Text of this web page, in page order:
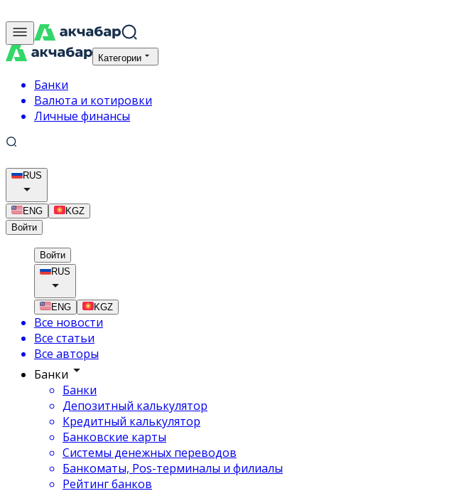
Категории
Банки
Валюта и котировки
Личные финансы
RUS
ENG
KGZ
Войти
Войти
RUS
ENG KGZ
Все новости
Все статьи
Все авторы
Банки
Банки
Депозитный калькулятор
Кредитный калькулятор
Банковские карты
Системы денежных переводов
Банкоматы, Pos-терминалы и филиалы
Рейтинг банков